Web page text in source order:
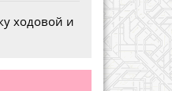
ходовой и